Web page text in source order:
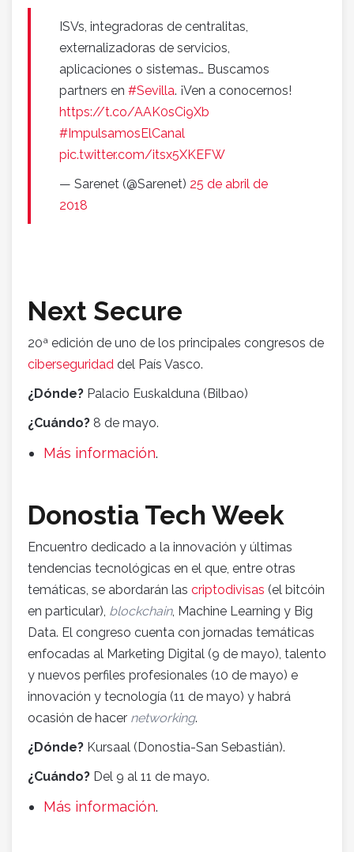
ISVs, integradoras de centralitas,
externalizadoras de servicios,
aplicaciones o sistemas… Buscamos
partners en #Sevilla. ¡Ven a conocernos!
https://t.co/AAK0sCi9Xb
#ImpulsamosElCanal
pic.twitter.com/itsx5XKEFW
— Sarenet (@Sarenet) 25 de abril de
2018
Next Secure
20ª edición de uno de los principales congresos de
ciberseguridad del País Vasco.
¿Dónde? Palacio Euskalduna (Bilbao)
¿Cuándo? 8 de mayo.
Más información.
Donostia Tech Week
Encuentro dedicado a la innovación y últimas
tendencias tecnológicas en el que, entre otras
temáticas, se abordarán las criptodivisas (el bitcóin
en particular), blockchain, Machine Learning y Big
Data. El congreso cuenta con jornadas temáticas
enfocadas al Marketing Digital (9 de mayo), talento
y nuevos perfiles profesionales (10 de mayo) e
innovación y tecnología (11 de mayo) y habrá
ocasión de hacer networking.
¿Dónde? Kursaal (Donostia-San Sebastián).
¿Cuándo? Del 9 al 11 de mayo.
Más información.